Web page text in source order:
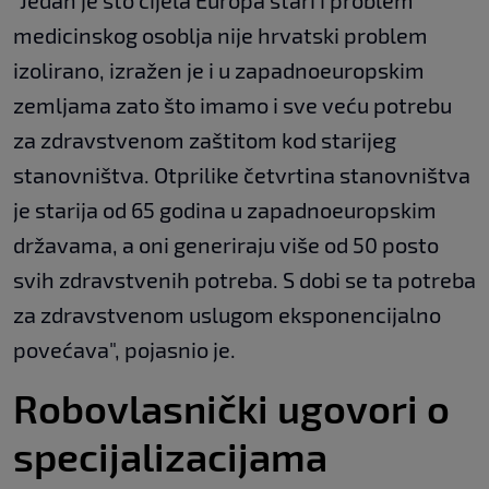
medicinskog osoblja nije hrvatski problem
izolirano, izražen je i u zapadnoeuropskim
zemljama zato što imamo i sve veću potrebu
za zdravstvenom zaštitom kod starijeg
stanovništva. Otprilike četvrtina stanovništva
je starija od 65 godina u zapadnoeuropskim
državama, a oni generiraju više od 50 posto
svih zdravstvenih potreba. S dobi se ta potreba
za zdravstvenom uslugom eksponencijalno
povećava", pojasnio je.
Robovlasnički ugovori o
specijalizacijama